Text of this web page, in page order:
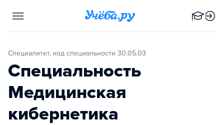
Специалитет, код специальности 30.05.03
Специальность
Медицинская
кибернетика